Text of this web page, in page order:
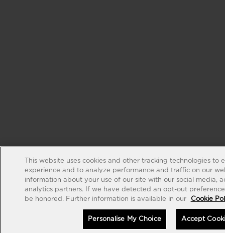
This website uses cookies and other tracking technologies to
experience and to analyze performance and traffic on our
information about your use of our site with our social media,
analytics partners. If we have detected an opt-out
be honored. Further information is available in our
Cookie
Personalise My Choice Accept